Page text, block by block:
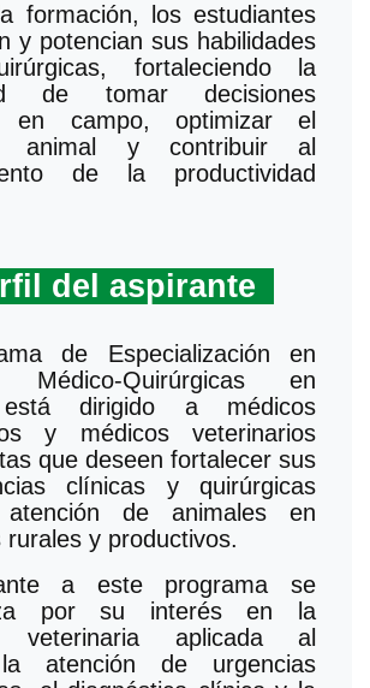
formación, los estudiantes
y potencian sus habilidades
fortaleciendo la
de tomar decisiones
en campo, optimizar el
animal y contribuir al
de la productividad
del aspirante
de Especialización en
Médico-Quirúrgicas en
dirigido a médicos
y médicos veterinarios
que deseen fortalecer sus
clínicas y quirúrgicas
de animales en
rurales y productivos.
a este programa se
por su interés en la
veterinaria aplicada al
atención de urgencias